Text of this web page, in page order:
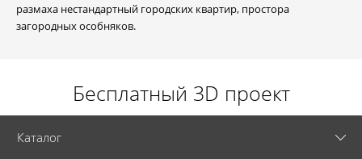
размаха нестандартный городских квартир, простора
загородных особняков.
Бесплатный 3D проект
Каталог